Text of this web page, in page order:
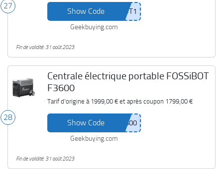
27
Show Code
Geekbuying.com
Fin de validité: 31 août 2023
28
Centrale électrique portable FOSSiBOT
F3600
Tarif d'origine à 1999,00 €et après coupon 1799,00 €
Show Code
Geekbuying.com
Fin de validité: 31 août 2023